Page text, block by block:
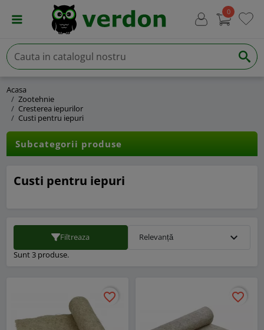
0
Acasa
Zootehnie
Cresterea iepurilor
Custi pentru iepuri
Subcategorii produse
Custi pentru iepuri
Sunt 3 produse.
Filtreaza Relevanță expand_more
favorite_border
favorite_border favorite_border
favorite_border